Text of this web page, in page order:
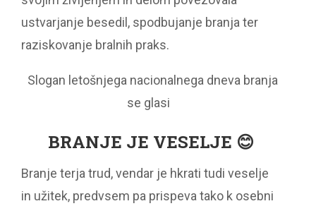
ustvarjanje besedil, spodbujanje branja ter
raziskovanje bralnih praks.
Slogan letošnjega nacionalnega dneva branja
se glasi
BRANJE JE VESELJE 😊
Branje terja trud, vendar je hkrati tudi veselje
in užitek, predvsem pa prispeva tako k osebni